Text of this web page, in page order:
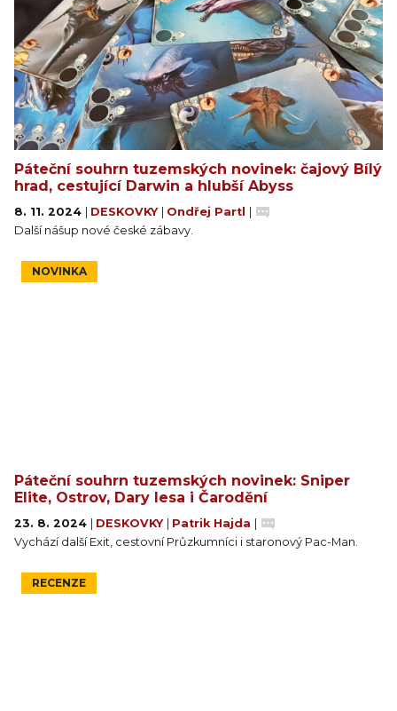
Páteční souhrn tuzemských novinek: čajový Bílý
hrad, cestující Darwin a hlubší Abyss
8. 11. 2024 DESKOVKY Ondřej Partl
Další nášup nové české zábavy.
NOVINKA
Páteční souhrn tuzemských novinek: Sniper
Elite, Ostrov, Dary lesa i Čarodění
23. 8. 2024 DESKOVKY Patrik Hajda
Vychází další Exit, cestovní Průzkumníci i staronový Pac-Man.
RECENZE